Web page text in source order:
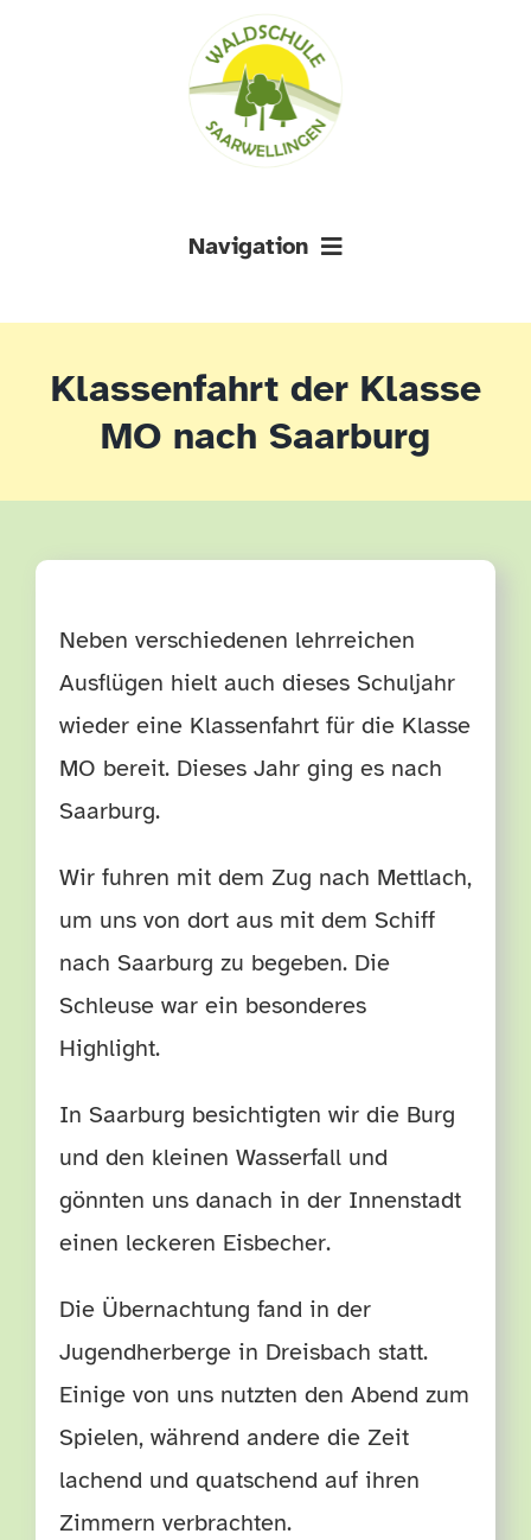
Navigation
DOWNLOADS
HÄUFIGE FRAGEN
Klassenfahrt der Klasse
MO nach Saarburg
Neben verschiedenen lehrreichen
Ausflügen hielt auch dieses Schuljahr
wieder eine Klassenfahrt für die Klasse
MO bereit. Dieses Jahr ging es nach
Saarburg.
Wir fuhren mit dem Zug nach Mettlach,
um uns von dort aus mit dem Schiff
nach Saarburg zu begeben. Die
Schleuse war ein besonderes
Highlight.
In Saarburg besichtigten wir die Burg
und den kleinen Wasserfall und
gönnten uns danach in der Innenstadt
einen leckeren Eisbecher.
Die Übernachtung fand in der
Jugendherberge in Dreisbach statt.
Einige von uns nutzten den Abend zum
Spielen, während andere die Zeit
lachend und quatschend auf ihren
Zimmern verbrachten.